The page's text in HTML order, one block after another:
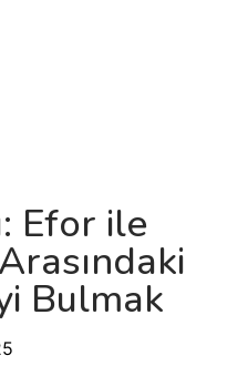
Efor ile
Bulmak